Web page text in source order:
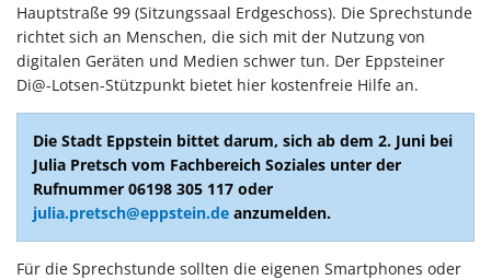
Hauptstraße 99 (Sitzungssaal Erdgeschoss). Die Sprechstunde
richtet sich an Menschen, die sich mit der Nutzung von
digitalen Geräten und Medien schwer tun. Der Eppsteiner
Di@-Lotsen-Stützpunkt bietet hier kostenfreie Hilfe an.
Die Stadt Eppstein bittet darum, sich ab dem 2. Juni bei
Julia Pretsch vom Fachbereich Soziales unter der
Rufnummer 06198 305 117 oder
julia.pretsch@eppstein.de anzumelden.
Für die Sprechstunde sollten die eigenen Smartphones oder